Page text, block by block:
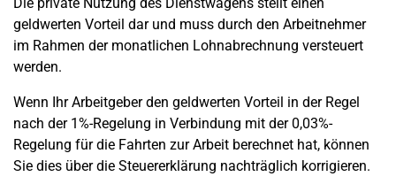
geldwerten Vorteil dar und muss durch den Arbeitnehmer
im Rahmen der monatlichen Lohnabrechnung versteuert
werden.
Wenn Ihr Arbeitgeber den geldwerten Vorteil in der Regel
nach der 1%-Regelung in Verbindung mit der 0,03%-
Regelung für die Fahrten zur Arbeit berechnet hat, können
Sie dies über die Steuererklärung nachträglich korrigieren.